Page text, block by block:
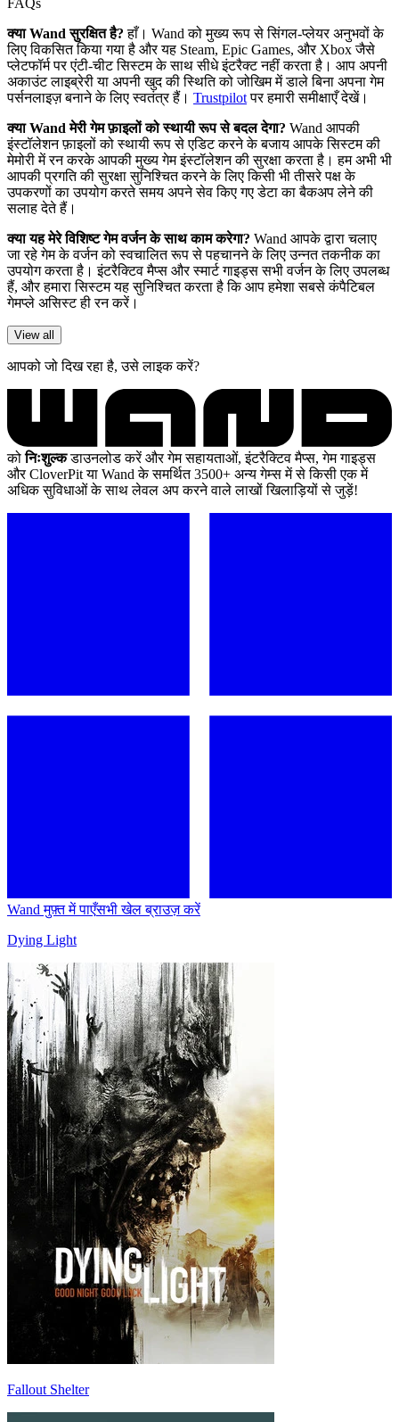
क्या Wand सुरक्षित है? हाँ। Wand को मुख्य रूप से सिंगल-प्लेयर अनुभवों के
लिए विकसित किया गया है और यह Steam, Epic Games, और Xbox जैसे
प्लेटफॉर्म पर एंटी-चीट सिस्टम के साथ सीधे इंटरैक्ट नहीं करता है। आप अपनी
अकाउंट लाइब्रेरी या अपनी खुद की स्थिति को जोखिम में डाले बिना अपना गेम
पर्सनलाइज़ बनाने के लिए स्वतंत्र हैं। Trustpilotपर हमारी समीक्षाएँ देखें।
क्या Wand मेरी गेम फ़ाइलों को स्थायी रूप से बदल देगा? Wand आपकी
इंस्टॉलेशन फ़ाइलों को स्थायी रूप से एडिट करने के बजाय आपके सिस्टम की
मेमोरी में रन करके आपकी मुख्य गेम इंस्टॉलेशन की सुरक्षा करता है। हम अभी भी
आपकी प्रगति की सुरक्षा सुनिश्चित करने के लिए किसी भी तीसरे पक्ष के
उपकरणों का उपयोग करते समय अपने सेव किए गए डेटा का बैकअप लेने की
सलाह देते हैं।
क्या यह मेरे विशिष्ट गेम वर्जन के साथ काम करेगा? Wand आपके द्वारा चलाए
जा रहे गेम के वर्जन को स्वचालित रूप से पहचानने के लिए उन्नत तकनीक का
उपयोग करता है। इंटरैक्टिव मैप्स और स्मार्ट गाइड्स सभी वर्जन के लिए उपलब्ध
हैं, और हमारा सिस्टम यह सुनिश्चित करता है कि आप हमेशा सबसे कंपैटिबल
गेमप्ले असिस्ट ही रन करें।
View all
आपको जो दिख रहा है, उसे लाइक करें?
कोनिःशुल्कडाउनलोड करें और गेम सहायताओं, इंटरैक्टिव मैप्स, गेम गाइड्स
और CloverPit या Wand के समर्थित 3500+ अन्य गेम्स में से किसी एक में
अधिक सुविधाओं के साथ लेवल अप करने वाले लाखों खिलाड़ियों से जुड़ें!
Wand मुफ़्त में पाएँसभी खेल ब्राउज़ करें
Dying Light
Fallout Shelter